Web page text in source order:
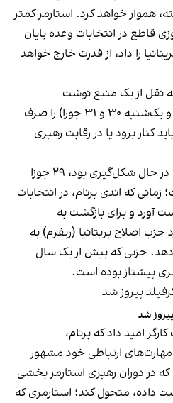
هموار خواهد کرد. استارمر کمتر
قاطع در انتخابات وعده پایان
را داد، از قدرت خارج خواهد
نقل از یک منبع نوشت
نخست‌وزیر آخر هفته (شنبه و یک‌شنبه ۳۰ و ۳۱ جورا) را صرف
کنار برود یا در رقابت رهبری
تهدید علیه استارمر که ماه‌ها در حال شکل‌گیری بود، ۲۹ جوزا
که اندی برنام، در انتخابات
آورد و برای بازگشت به
اصلاح بریتانیا (ریفرم) به
دهد. حزبی که بیش از یک سال
پیشتاز بوده است.
شد
امید داد که برنام،
ارتباطی خود مشهور
در دوران رهبری استارمر بخشی
داده، متحول کند؛ استارمری که